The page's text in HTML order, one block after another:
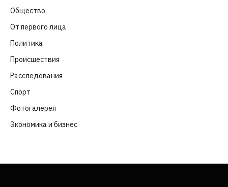
Общество
От первого лица
Политика
Происшествия
Расследования
Спорт
Фотогалерея
Экономика и бизнес